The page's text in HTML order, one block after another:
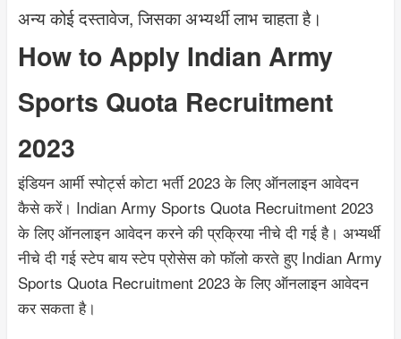
अन्य कोई दस्तावेज, जिसका अभ्यर्थी लाभ चाहता है।
How to Apply Indian Army
Sports Quota Recruitment
2023
इंडियन आर्मी स्पोर्ट्स कोटा भर्ती 2023 के लिए ऑनलाइन आवेदन
कैसे करें। Indian Army Sports Quota Recruitment 2023
के लिए ऑनलाइन आवेदन करने की प्रक्रिया नीचे दी गई है। अभ्यर्थी
नीचे दी गई स्टेप बाय स्टेप प्रोसेस को फॉलो करते हुए Indian Army
Sports Quota Recruitment 2023 के लिए ऑनलाइन आवेदन
कर सकता है।